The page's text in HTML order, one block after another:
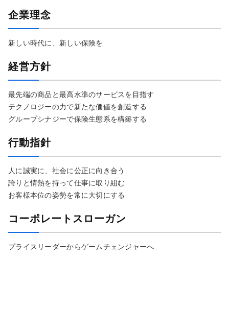
企業理念
新しい時代に、新しい保険を
経営方針
最先端の商品と最高水準のサービスを目指す
テクノロジーの力で新たな価値を創造する
グループシナジーで保険生態系を構築する
行動指針
人に誠実に、社会に公正に向き合う
誇りと情熱を持って仕事に取り組む
お客様本位の姿勢を常に大切にする
コーポレートスローガン
プライスリーダーからゲームチェンジャーへ